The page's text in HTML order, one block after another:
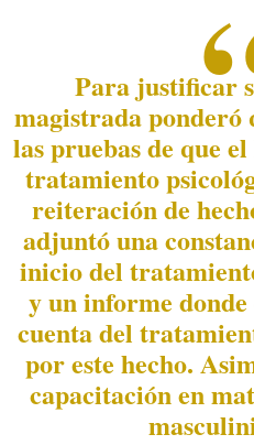
Para justificar
magistrada ponderó
las pruebas de que
tratamiento
reiteración de
adjuntó una
inicio del
y un informe
cuenta del
por este hecho.
capacitación en